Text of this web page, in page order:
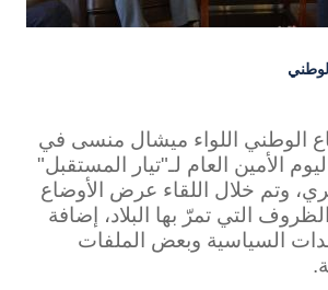
الوطني اللواء ميشال منسى في
الأمين العام لـ"تيار المستقبل"
وتم خلال اللقاء عرض الأوضاع
التي تمرّ بها البلاد، إضافة
السياسية وبعض الملفات